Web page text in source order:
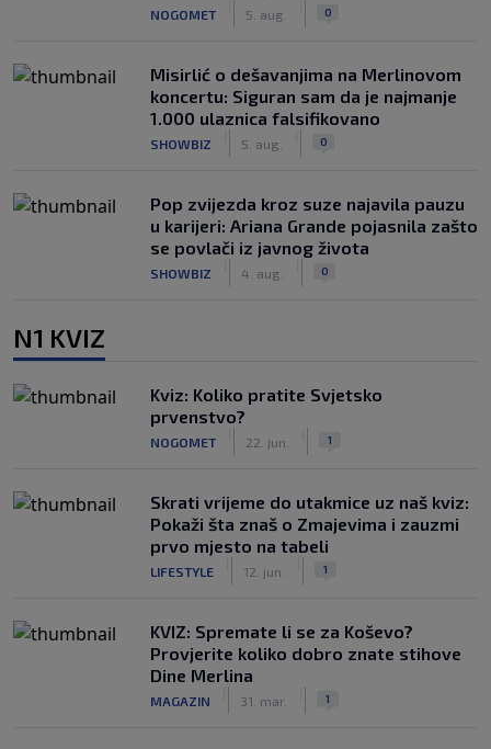
NOGOMET 5. aug. 0
Misirlić o dešavanjima na Merlinovom
koncertu: Siguran sam da je najmanje
1.000 ulaznica falsifikovano
SHOWBIZ 5. aug. 0
Pop zvijezda kroz suze najavila pauzu
u karijeri: Ariana Grande pojasnila zašto
se povlači iz javnog života
SHOWBIZ 4. aug. 0
N1 KVIZ
Kviz: Koliko pratite Svjetsko
prvenstvo?
NOGOMET 22. jun. 1
Skrati vrijeme do utakmice uz naš kviz:
Pokaži šta znaš o Zmajevima i zauzmi
prvo mjesto na tabeli
LIFESTYLE 12. jun. 1
KVIZ: Spremate li se za Koševo?
Provjerite koliko dobro znate stihove
Dine Merlina
MAGAZIN 31. mar. 1